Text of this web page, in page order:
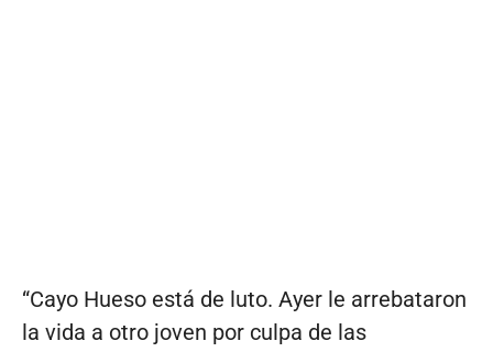
“Cayo Hueso está de luto. Ayer le arrebataron
la vida a otro joven por culpa de las